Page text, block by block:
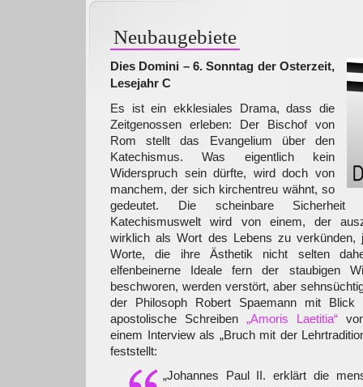
Neubaugebiete
Dies Domini – 6. Sonntag der Osterzeit,
Lesejahr C
Es ist ein ekklesiales Drama, dass die
Zeitgenossen erleben: Der Bischof von
Rom stellt das Evangelium über den
Katechismus. Was eigentlich kein
Widerspruch sein dürfte, wird doch von
manchem, der sich kirchentreu wähnt, so
gedeutet. Die scheinbare Sicherheit
Katechismuswelt wird von einem, der
wirklich als Wort des Lebens zu verkünden,
Worte, die ihre Ästhetik nicht selten
elfenbeinerne Ideale fern der staubigen
beschworen, werden verstört, aber
der Philosoph Robert Spaemann mit Blick
apostolische Schreiben „Amoris Laetitia“
einem Interview als „Bruch mit der
feststellt:
„Johannes Paul II. erklärt die